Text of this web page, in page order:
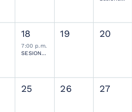
18
7:00 p.m.
SESIONES MENSUALES NEUROCIRUGÍA PEDIÁTRICA MEXICANA
19 20
25 26 27